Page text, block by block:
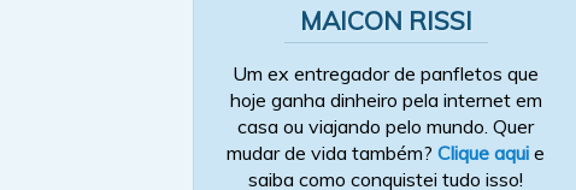
MAICON RISSI
Um ex entregador de panfletos que
hoje ganha dinheiro pela internet em
casa ou viajando pelo mundo. Quer
mudar de vida também? Clique aqui e
saiba como conquistei tudo isso!